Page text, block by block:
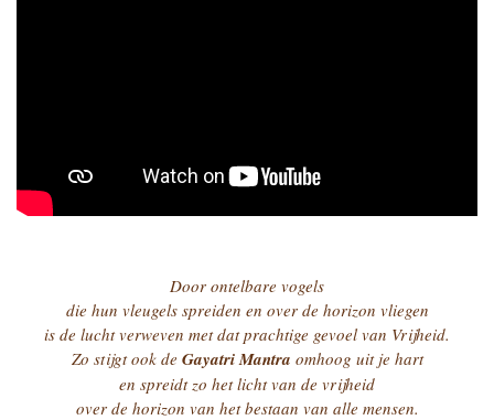
Door ontelbare vogels
die hun vleugels spreiden en over de horizon vliegen
is de lucht verweven met dat prachtige gevoel van Vrijheid.
Zo stijgt ook de Gayatri Mantra omhoog uit je hart
en spreidt zo het licht van de vrijheid
over de horizon van het bestaan van alle mensen.